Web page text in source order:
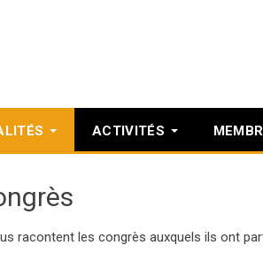
ACTIVITÉS
racontent les congrès auxquels ils ont